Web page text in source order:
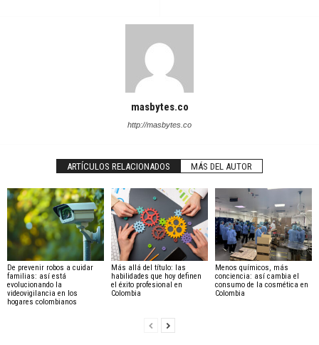
masbytes.co
http://masbytes.co
ARTÍCULOS RELACIONADOS MÁS DEL AUTOR
De prevenir robos a cuidar
familias: así está
evolucionando la
videovigilancia en los
hogares colombianos
Más allá del título: las
habilidades que hoy definen
el éxito profesional en
Colombia
Menos químicos, más
conciencia: así cambia el
consumo de la cosmética en
Colombia